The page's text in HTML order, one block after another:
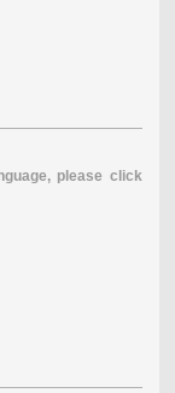
please click